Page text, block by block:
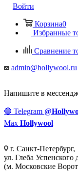
Войти
Корзина0
Избранные
Сравнение
admin@hollywool.ru
Напишите в
🔵 Telegram
Max Hollywool
г. Санкт-Петербург,
ул. Глеба Успенского
(м. Московские